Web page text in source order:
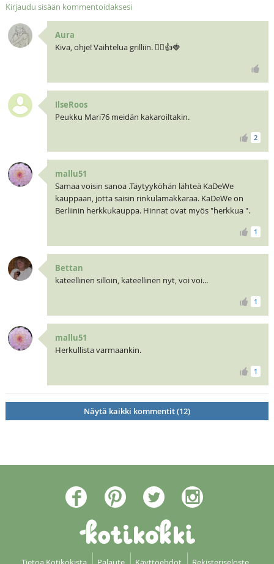
Kirjaudu sisään kommentoidaksesi
Aura
Kiva, ohje! Vaihtelua grilliin. 🧝‍♀️👍🍓
IlseRoos
Peukku Mari76 meidän kakaroiltakin.
2
mallu51
Samaa voisin sanoa .Täytyyköhän lähteä KaDeWe
kauppaan, jotta saisin rinkulamakkaraa. KaDeWe on
Berliinin herkkukauppa. Hinnat ovat myös "herkkua ".
1
Bettan
kateellinen silloin, kateellinen nyt, voi voi...
1
mallu51
Herkullista varmaankin.
1
Näytä kaikki kommentit (12)